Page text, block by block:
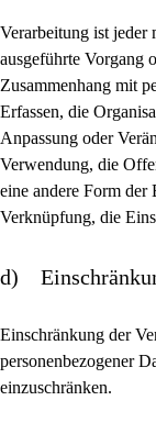
Verarbeitung ist jeder
ausgeführte Vorgang
Zusammenhang mit
Erfassen, die
Anpassung oder
Verwendung, die
eine andere Form
Verknüpfung, die
d)
Einschränkung der
personenbezogener
einzuschränken.